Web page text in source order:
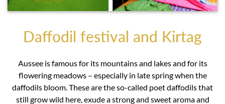
Daffodil festival and Kirtag
Aussee is famous for its mountains and lakes and for its
flowering meadows – especially in late spring when the
daffodils bloom. These are the so-called poet daffodils that
still grow wild here, exude a strong and sweet aroma and